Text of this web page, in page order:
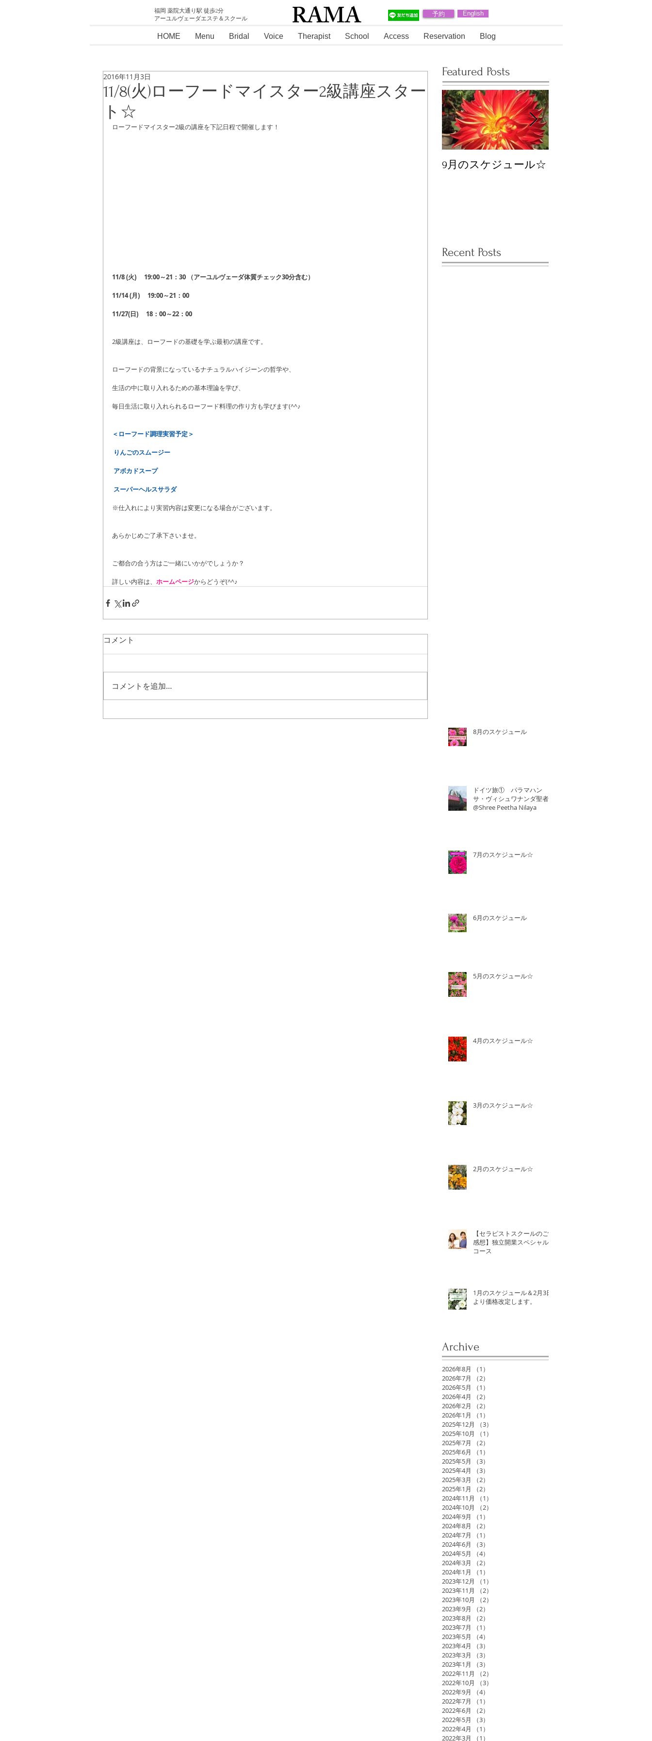
福岡 薬院大通り駅 徒歩2分
アーユルヴェーダエステ＆スクール
RAMA 予約 English
HOME Menu Bridal Voice Therapist School Access Reservation Blog
11/8(火)ローフードマイスター2級講座スター
ト☆
2016年11月3日
ローフードマイスター2級の講座を下記日程で開催します！
11/8 (火) 　19:00～21：30 （アーユルヴェーダ体質チェック30分含む）
11/14 (月)　 19:00～21：00
11/27(日) 　18：00～22：00
2級講座は、ローフードの基礎を学ぶ最初の講座です。
ローフードの背景になっているナチュラルハイジーンの哲学や、
生活の中に取り入れるための基本理論を学び、
毎日生活に取り入れられるローフード料理の作り方も学びます(^^♪
＜ローフード調理実習予定＞
りんごのスムージー
アボカドスープ
スーパーヘルスサラダ
※仕入れにより実習内容は変更になる場合がございます。
あらかじめご了承下さいませ。
ご都合の合う方はご一緒にいかがでしょうか？
詳しい内容は、 ホームページからどうぞ(^^♪
コメント
コメントを追加…
Featured Posts
9月のスケジュール☆
Recent Posts
8月のスケジュール
ドイツ旅① パラマハン
サ・ヴィシュワナンダ聖者
@Shree Peetha Nilaya
7月のスケジュール☆
6月のスケジュール
5月のスケジュール☆
4月のスケジュール☆
3月のスケジュール☆
2月のスケジュール☆
【セラピストスクールのご
感想】独立開業スペシャル
コース
1月のスケジュール＆2月3日
より価格改定します。
Archive
2026年8月 （1）
2026年7月
（2）
2026年5月
（1）
2026年4月
（2）
2026年2月
（2）
2026年1月
（1）
2025年12月
（3）
2025年10月
（1）
2025年7月
（2）
2025年6月
（1）
2025年5月
（3）
2025年4月
（3）
2025年3月
（2）
2025年1月
（2）
2024年11月
（1）
2024年10月
（2）
2024年9月
（1）
2024年8月
（2）
2024年7月
（1）
2024年6月
（3）
2024年5月
（4）
2024年3月
（2）
2024年1月
（1）
2023年12月
（1）
2023年11月
（2）
2023年10月
（2）
2023年9月
（2）
2023年8月
（2）
2023年7月
（1）
2023年5月
（4）
2023年4月
（3）
2023年3月
（3）
2023年1月
（3）
2022年11月
（2）
2022年10月
（3）
2022年9月
（4）
2022年7月
（1）
2022年6月
（2）
2022年5月
（3）
2022年4月
（1）
2022年3月
（1）